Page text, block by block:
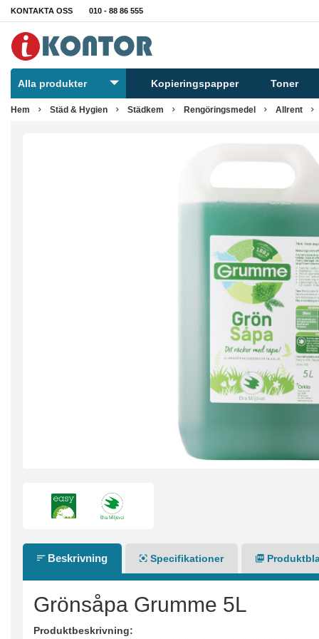
KONTAKTA OSS 010 - 88 86 555
Alla produkter Kopieringspapper Toner
Hem Städ & Hygien Städkem Rengöringsmedel Allrent
Beskrivning Specifikationer
Grönsåpa Grumme 5L
Produktbeskrivning: